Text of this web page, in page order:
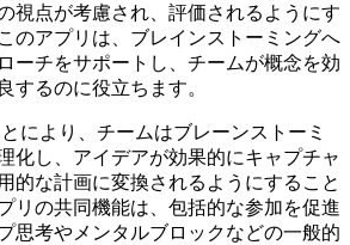
視点が考慮され、評価されるようにす
のアプリは、ブレインストーミングへ
ーチをサポートし、チームが概念を効
するのに役立ちます。
により、チームはブレーンストーミ
化し、アイデアが効果的にキャプチャ
的な計画に変換されるようにすること
リの共同機能は、包括的な参加を促進
思考やメンタルブロックなどの一般的